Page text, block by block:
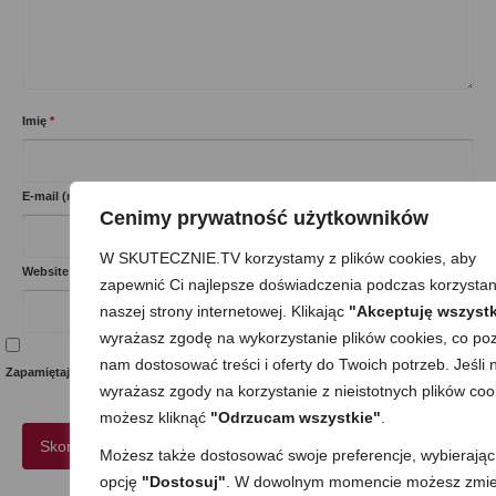
Cenimy prywatność użytkowników
W SKUTECZNIE.TV korzystamy z plików cookies, aby
zapewnić Ci najlepsze doświadczenia podczas
naszej strony internetowej. Klikając "Akceptuję
wyrażasz zgodę na wykorzystanie plików cookies, co
nam dostosować treści i oferty do Twoich potrzeb. Jeśli
wyrażasz zgody na korzystanie z nieistotnych plików
możesz kliknąć "Odrzucam wszystkie"
Możesz także dostosować swoje preferencje, wybierając
opcję "Dostosuj" . W dowolnym momencie możesz
Imię *
E-mail (nie będzie opublikowany)
Website
Zapamiętaj moje dane w tej przeglądarce podczas pisania kolejnych komentarzy.